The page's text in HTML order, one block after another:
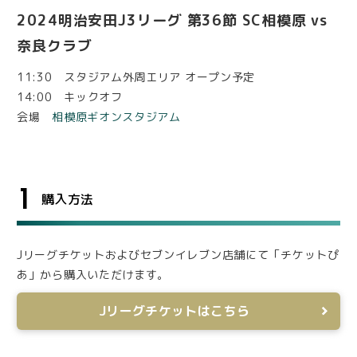
2024明治安田J3リーグ 第36節 SC相模原 vs
奈良クラブ
11:30 スタジアム外周エリア オープン予定
14:00 キックオフ
会場相模原ギオンスタジアム
1 購入方法
Jリーグチケットおよびセブンイレブン店舗にて「チケットぴ
あ」から購入いただけます。
Jリーグチケットはこちら